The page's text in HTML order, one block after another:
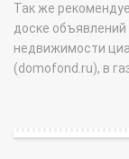
Так же
доске объявлений
недвижимости
(domofond.ru), в